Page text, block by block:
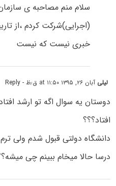
سلام منم مصاحبه ی
(اجرایی)شرکت کردم ،از
خبری نیست که نیست
لیلی آبان ۲۶, ۱۳۹۵ at ۱۱:۵۰ ق٫ظ - Reply
دوستان یه سوال اگه تو ارشد
افتاد؟؟؟
دانشگاه دولتی قبول شدم ولی
درسا حالا میخام ببینم چی